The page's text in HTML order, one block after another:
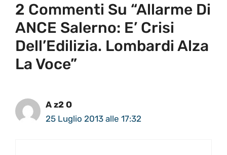
2 Commenti Su “Allarme Di
ANCE Salerno: E’ Crisi
Dell’Edilizia. Lombardi Alza
La Voce”
A z2 O
25 Luglio 2013 alle 17:32